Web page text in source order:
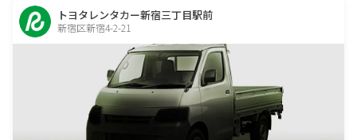
トヨタレンタカー新宿三丁目駅前
新宿区新宿4-2-21